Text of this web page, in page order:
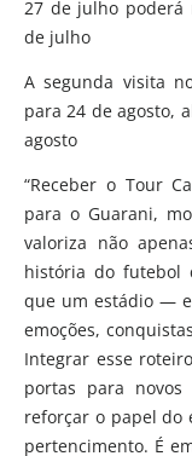
27 de julho poderá
de julho
A segunda visita
para 24 de agosto,
agosto
“Receber o Tour
para o Guarani,
valoriza não
história do futebol
que um estádio —
emoções,
Integrar esse
portas para
reforçar o papel do
pertencimento. É